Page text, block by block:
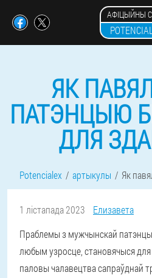
АФІЦЫЙНЫ
ЯК
ПАТЭНЦЫЮ
ДЛЯ
Potencialex артыкулы Як
1 лістапада 2023
Елизавета
Праблемы з мужчынскай
любым узросце, становячыся
паловы чалавецтва сапраўднай